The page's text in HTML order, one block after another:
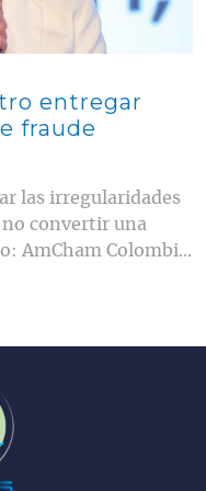
entregar
fraude
las irregularidades
convertir una
AmCham Colombi...